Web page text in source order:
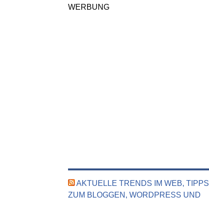
WERBUNG
AKTUELLE TRENDS IM WEB, TIPPS
ZUM BLOGGEN, WORDPRESS UND